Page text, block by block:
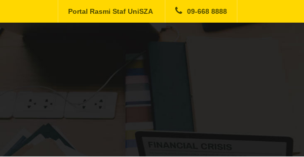
Portal Rasmi Staf UniSZA 09-668 8888